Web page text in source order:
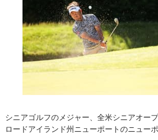
シニアゴルフのメジャー、全米シニアオー
ロードアイランド州ニューポートのニュー